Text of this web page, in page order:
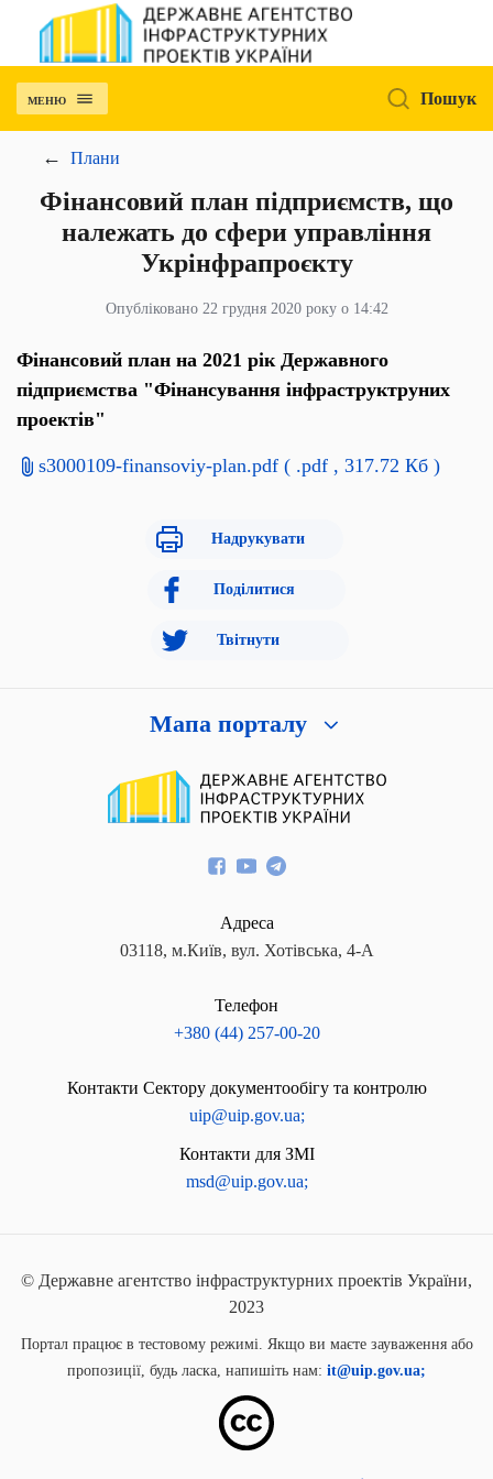
МЕНЮ Пошук
Плани
Фінансовий план підприємств, що
належать до сфери управління
Укрінфрапроєкту
Опубліковано 22 грудня 2020 року о 14:42
Фінансовий план на 2021 рік Державного
підприємства "Фінансування інфраструктруних
проектів"
s3000109-finansoviy-plan.pdf ( .pdf , 317.72 Кб )
Надрукувати
Поділитися
Твітнути
Мапа порталу
Адреса
03118, м.Київ, вул. Хотівська, 4-А
Телефон
+380 (44) 257-00-20
Контакти Сектору документообігу та контролю
uip@uip.gov.ua;
Контакти для ЗМІ
msd@uip.gov.ua;
© Державне агентство інфраструктурних проектів України,
2023
Портал працює в тестовому режимі. Якщо ви маєте зауваження або
пропозиції, будь ласка, напишіть нам: it@uip.gov.ua;